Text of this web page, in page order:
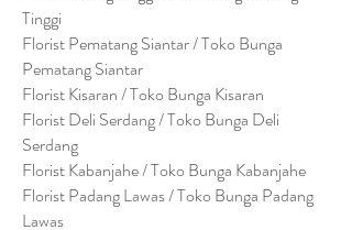
Tinggi
Florist Pematang Siantar / Toko Bunga
Pematang Siantar
Florist Kisaran / Toko Bunga Kisaran
Florist Deli Serdang / Toko Bunga Deli
Serdang
Florist Kabanjahe / Toko Bunga Kabanjahe
Florist Padang Lawas / Toko Bunga Padang
Lawas